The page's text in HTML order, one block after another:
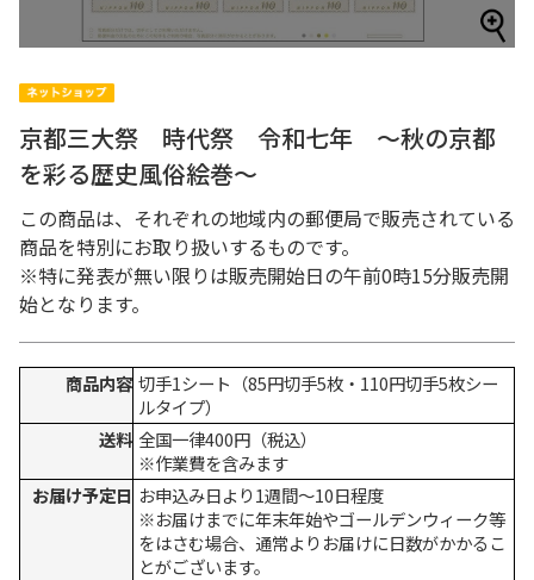
京都三大祭 時代祭 令和七年 ～秋の京都
を彩る歴史風俗絵巻～
この商品は、それぞれの地域内の郵便局で販売されている
商品を特別にお取り扱いするものです。
※特に発表が無い限りは販売開始日の午前0時15分販売開
始となります。
商品内容 切手1シート（85円切手5枚・110円切手5枚シー
ルタイプ）
送料 全国一律400円（税込）
※作業費を含みます
お届け予定日 お申込み日より1週間～10日程度
※お届けまでに年末年始やゴールデンウィーク等
をはさむ場合、通常よりお届けに日数がかかるこ
とがございます。